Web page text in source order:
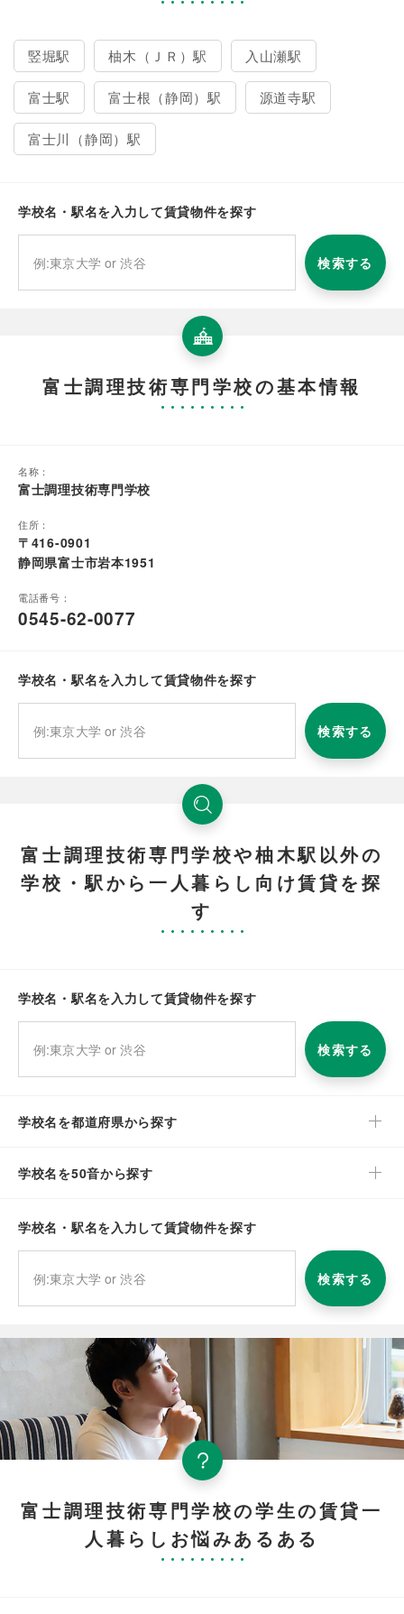
竪堀駅 柚木（ＪＲ）駅 入山瀬駅
富士駅 富士根（静岡）駅 源道寺駅
富士川（静岡）駅
学校名・駅名を入力して賃貸物件を探す
検索する
富士調理技術専門学校の基本情報
名称：
富士調理技術専門学校
住所：
〒416-0901
静岡県富士市岩本1951
電話番号：
0545-62-0077
学校名・駅名を入力して賃貸物件を探す
検索する
富士調理技術専門学校や柚木駅以外の
学校・駅から一人暮らし向け賃貸を探
す
学校名・駅名を入力して賃貸物件を探す
検索する
学校名を都道府県から探す
学校名を50音から探す
学校名・駅名を入力して賃貸物件を探す
検索する
富士調理技術専門学校の学生の賃貸一
人暮らしお悩みあるある